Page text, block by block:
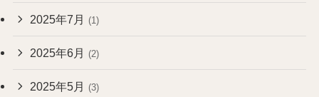
2025年7月 (1)
2025年6月 (2)
2025年5月 (3)